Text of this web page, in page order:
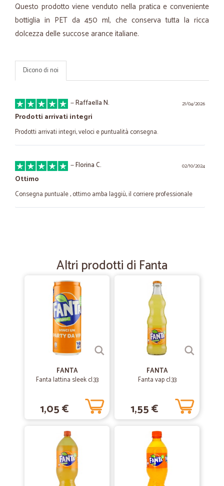
Questo prodotto viene venduto nella pratica e conveniente
bottiglia in PET da 450 ml, che conserva tutta la ricca
dolcezza delle succose arance italiane.
Dicono di noi
21/04/2026
—Raffaella N.
Prodotti arrivati integri
Prodotti arrivati integri, veloci e puntualità consegna.
02/10/2024
—Florina C.
Ottimo
Consegna puntuale , ottimo amba laggiù, il corriere professionale
Cura per il cliente Top!
—Catalin C.
Ottimo venditore..ottima…
Ottimo venditore..ottima spedizione..ottimi prodotti..tutto
perfetto..grazie
—Ciro D.
Consegna veloce
Consegna veloce. Il prodotto (croccantini per gatto) conforme alle
—Daniela Q.
OTTIMO SERVIZIO
OTTIMO SERVIZIO
Altri prodotti di Fanta
FANTA
Fanta lattina sleek cl.33
1,05 €
FANTA
Fanta vap cl.33
1,55 €